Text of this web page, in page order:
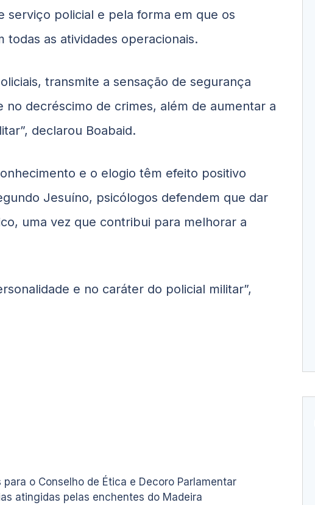
serviço policial e pela forma em que os
as atividades operacionais.
transmite a sensação de segurança
decréscimo de crimes, além de aumentar a
declarou Boabaid.
e o elogio têm efeito positivo
Jesuíno, psicólogos defendem que dar
uma vez que contribui para melhorar a
e no caráter do policial militar”,
o Conselho de Ética e Decoro Parlamentar
atingidas pelas enchentes do Madeira